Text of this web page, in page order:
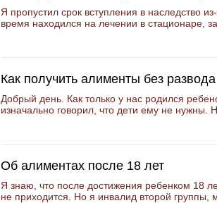
Я пропустил срок вступления в наследство
время находился на лечении в стационаре,
Как получить алименты без развода
Добрый день. Как только у нас родился
изначально говорил, что дети ему не нужны.
Об алиментах после 18 лет
Я знаю, что после достижения ребенком 18
не приходится. Но я инвалид второй группы,